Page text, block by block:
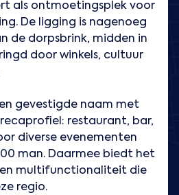
als ontmoetingsplek voor
De ligging is nagenoeg
de dorpsbrink, midden in
door winkels, cultuur
gevestigde naam met
restaurant, bar,
diverse evenementen
man. Daarmee biedt het
en multifunctionaliteit die
regio.